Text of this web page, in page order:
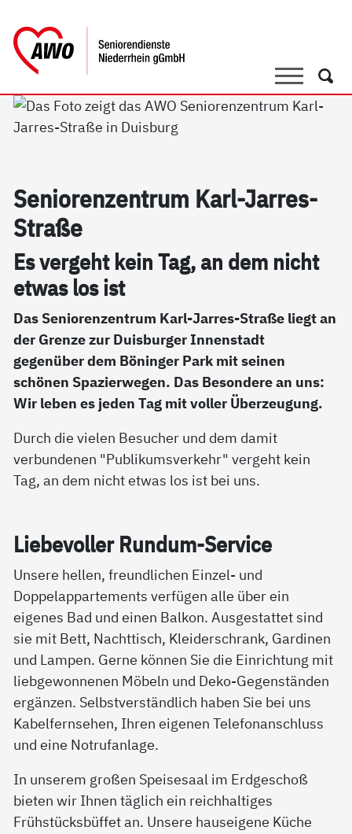
SucheSuche
Se­nio­ren­zen­trum Karl-Jar­res-
Stra­ße
Es ver­geht kein Tag, an dem nicht
et­was los ist
Das Seniorenzentrum Karl-Jarres-Straße liegt an
der Grenze zur Duisburger Innenstadt
gegenüber dem Böninger Park mit seinen
schönen Spazierwegen. Das Besondere an uns:
Wir leben es jeden Tag mit voller Überzeugung.
Durch die vielen Besucher und dem damit
verbundenen "Publikumsverkehr" vergeht kein
Tag, an dem nicht etwas los ist bei uns.
Lie­be­vol­ler Run­d­um-Ser­vice
Unsere hellen, freundlichen Einzel- und
Doppelappartements verfügen alle über ein
eigenes Bad und einen Balkon. Ausgestattet sind
sie mit Bett, Nachttisch, Kleiderschrank, Gardinen
und Lampen. Gerne können Sie die Einrichtung mit
liebgewonnenen Möbeln und Deko-Gegenständen
ergänzen. Selbstverständlich haben Sie bei uns
Kabelfernsehen, Ihren eigenen Telefonanschluss
und eine Notrufanlage.
In unserem großen Speisesaal im Erdgeschoß
bieten wir Ihnen täglich ein reichhaltiges
Frühstücksbüffet an. Unsere hauseigene Küche